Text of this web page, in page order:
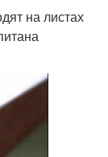
на листах